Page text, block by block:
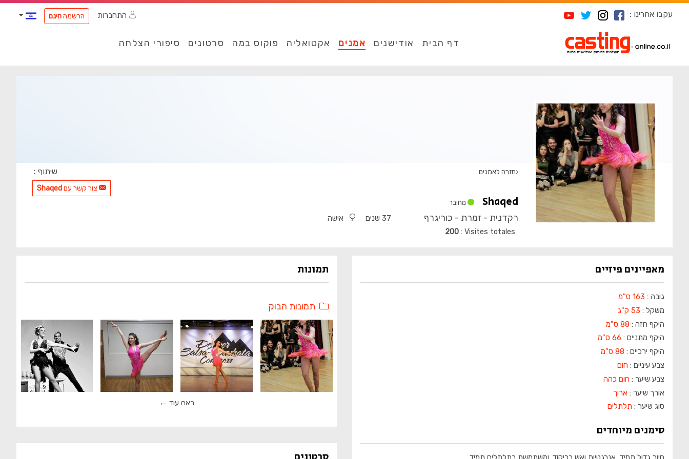
עקבו אחרינו : התחברות הרשמהחינם
דף הבית אודישנים אמנים אקטואליה פוקוס במה סרטונים סיפורי הצלחה
חזרה לאמנים שיתוף :
צור קשר עםShaqed
Shaqed מחובר
רקדנית - זמרת - כוריגרף 37 שנים אישה
Visites totales
200
מאפיינים פיזיים
גובה : 163 ס"מ
משקל : 53 ק"ג
היקף חזה : 88 ס"מ
היקף מתניים : 66 ס"מ
היקף ירכיים : 88 ס"מ
צבע עיניים : חום
צבע שיער : חום כהה
אורך שיער : ארוך
סוג שיער : תלתלים
סימנים מיוחדים
תמונות
תמונות הבוק
ראה עוד